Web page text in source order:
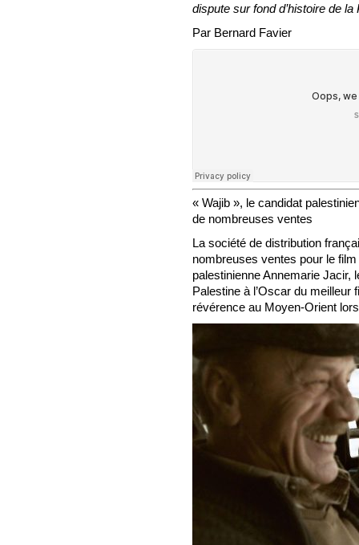
dispute sur fond d’histoire de la
Par Bernard Favier
« Wajib », le candidat
de nombreuses ventes
La société de distribution
nombreuses ventes pour le
palestinienne Annemarie Jacir,
Palestine à l’Oscar du meilleur
révérence au Moyen-Orient